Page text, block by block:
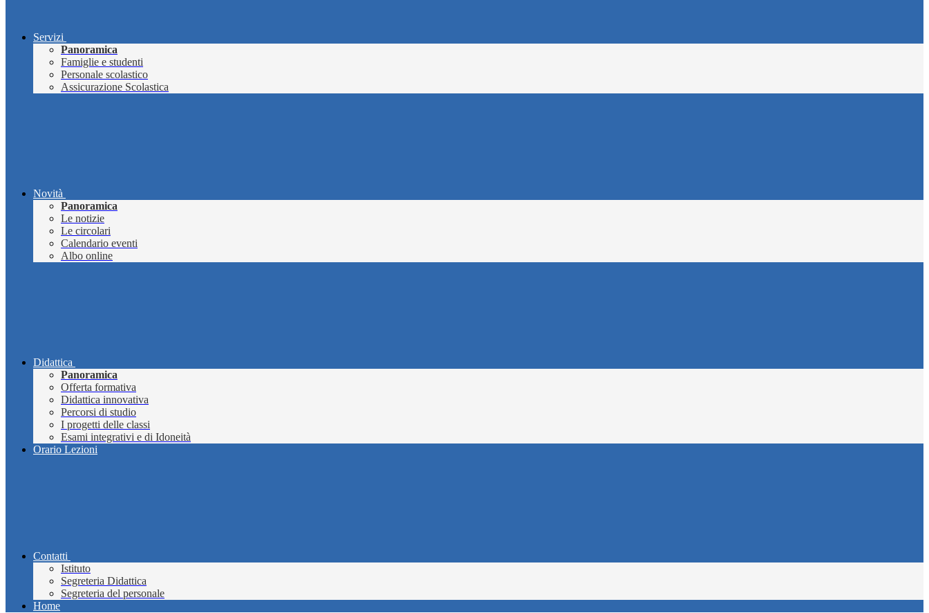
Servizi
Panoramica
Famiglie e studenti
Personale scolastico
Assicurazione Scolastica
Novità
Panoramica
Le notizie
Le circolari
Calendario eventi
Albo online
Didattica
Panoramica
Offerta formativa
Didattica innovativa
Percorsi di studio
I progetti delle classi
Esami integrativi e di Idoneità
Orario Lezioni
Contatti
Istituto
Segreteria Didattica
Segreteria del personale
Home